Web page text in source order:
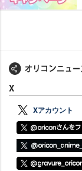
X
Xアカウント